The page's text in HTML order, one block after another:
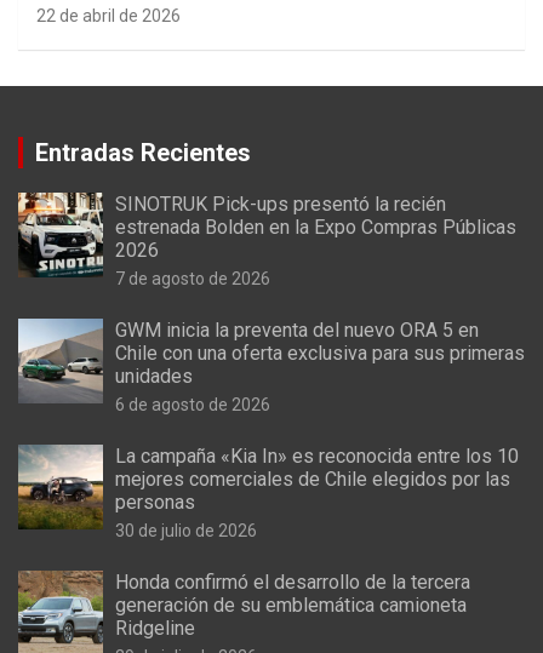
22 de abril de 2026
Entradas Recientes
SINOTRUK Pick-ups presentó la recién
estrenada Bolden en la Expo Compras Públicas
2026
7 de agosto de 2026
GWM inicia la preventa del nuevo ORA 5 en
Chile con una oferta exclusiva para sus primeras
unidades
6 de agosto de 2026
La campaña «Kia In» es reconocida entre los 10
mejores comerciales de Chile elegidos por las
personas
30 de julio de 2026
Honda confirmó el desarrollo de la tercera
generación de su emblemática camioneta
Ridgeline